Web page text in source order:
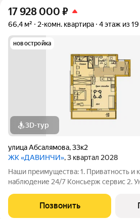
17 928 000 ₽
66,4 м² 2-комн. квартира 4 этаж из 19
новостройка
3D-тур
улица Абсалямова,33к2
ЖК «ДАВИНЧИ», 3 квартал 2028
Наши преимущества: 1. Приватность и
наблюдение 24/7 Консьерж сервис 2.
этаже Библиотека Спортивная зона
Комфортный паркинг Закрытый паркинг
Позвонить